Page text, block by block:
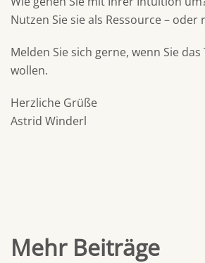
Nutzen Sie sie als Ressource – oder
Melden Sie sich gerne, wenn Sie
wollen.
Herzliche Grüße
Astrid Winderl
Mehr Beiträge